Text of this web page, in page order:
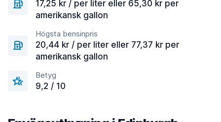
17,25 kr / per liter eller 65,30 kr per
amerikansk gallon
Högsta bensinpris
20,44 kr / per liter eller 77,37 kr per
amerikansk gallon
Betyg
9,2 / 10